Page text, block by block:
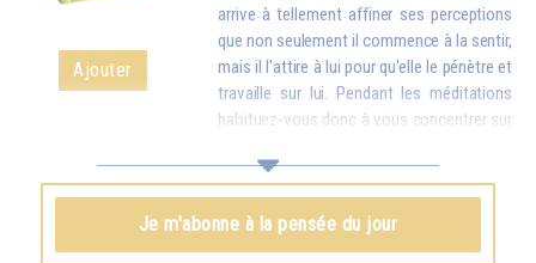
Ajouter
arrive à tellement affiner ses perceptions
que non seulement il commence à la sentir,
mais il l'attire à lui pour qu'elle le pénètre et
travaille sur lui. Pendant les méditations
habituez-vous donc à vous concentrer sur
remplacera peu à peu toutes les particules usées, maladives de votre
corps par des particules nouvelles, plus pures. Et une fois que vous
aurez attiré la lumière en vous, vous devrez encore vous exercer à
envoyer cette lumière dans le monde entier pour aider tous les humains.
Je m'abonne à la pensée du jour